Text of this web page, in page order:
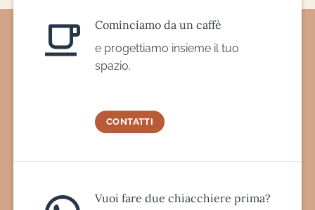
Cominciamo da un caffè
e progettiamo insieme il tuo
spazio.
CONTATTI
Vuoi fare due chiacchiere prima?